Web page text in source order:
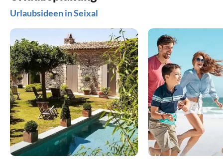
Urlaubsideen in Seixal